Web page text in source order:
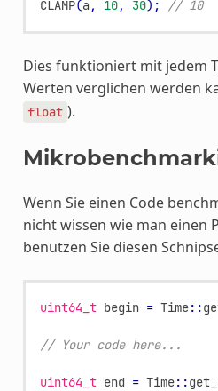
CLAMP(a, 10, 30); // 10
Dies funktioniert mit jedem
Werten verglichen werden
float ).
Wenn Sie einen Code
nicht wissen wie man einen
benutzen Sie diesen
uint64_t begin = Time::
// Your code here...
uint64_t end = Time::